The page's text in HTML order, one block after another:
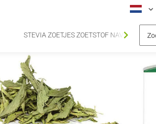
STEVIA ZOETJES ZOETSTOF